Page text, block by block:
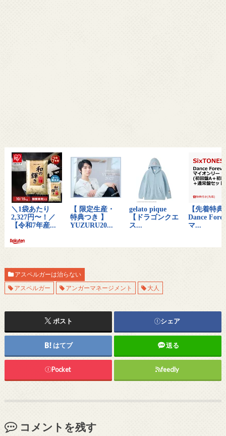
アスペルガーは治らない
アスペルガー
アンガーマネージメント 大人
ポスト シェア
はてブ 送る
Pocket feedly
コメントを残す